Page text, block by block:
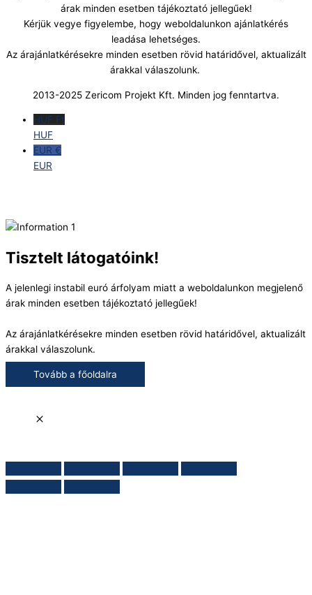
árak minden esetben tájékoztató jellegűek!
Kérjük vegye figyelembe, hogy weboldalunkon ajánlatkérés
leadása lehetséges.
Az árajánlatkérésekre minden esetben rövid határidővel, aktualizált
árakkal válaszolunk.
2013-2025 Zericom Projekt Kft. Minden jog fenntartva.
HUF Ft
HUF
EUR €
EUR
Tisztelt látogatóink!
A jelenlegi instabil euró árfolyam miatt a weboldalunkon megjelenő
árak minden esetben tájékoztató jellegűek!
Az árajánlatkérésekre minden esetben rövid határidővel, aktualizált
árakkal válaszolunk.
Tovább a főoldalra